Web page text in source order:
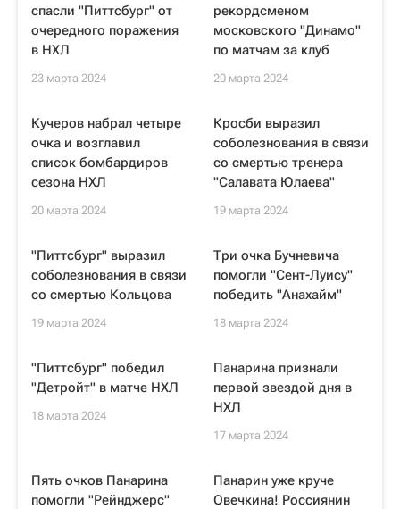
спасли "Питтсбург" от
очередного поражения
в НХЛ
23 марта 2024
рекордсменом
московского "Динамо"
по матчам за клуб
20 марта 2024
Кучеров набрал четыре
очка и возглавил
список бомбардиров
сезона НХЛ
20 марта 2024
Кросби выразил
соболезнования в связи
со смертью тренера
"Салавата Юлаева"
19 марта 2024
"Питтсбург" выразил
соболезнования в связи
со смертью Кольцова
19 марта 2024
Три очка Бучневича
помогли "Сент-Луису"
победить "Анахайм"
18 марта 2024
"Питтсбург" победил
"Детройт" в матче НХЛ
18 марта 2024
Панарина признали
первой звездой дня в
НХЛ
17 марта 2024
Пять очков Панарина
помогли "Рейнджерс"
Панарин уже круче
Овечкина! Россиянин